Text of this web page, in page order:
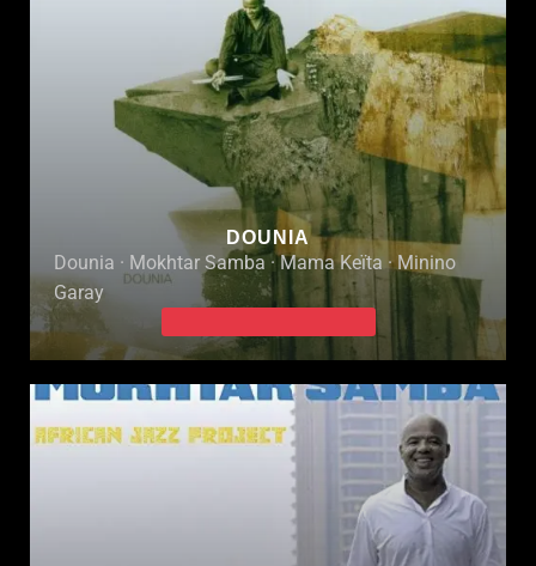
DOUNIA
Dounia · Mokhtar Samba · Mama Keïta · Minino
Garay